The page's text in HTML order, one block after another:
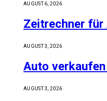
AUGUST 6, 2026
Zeitrechner für
AUGUST 3, 2026
Auto
AUGUST 3, 2026